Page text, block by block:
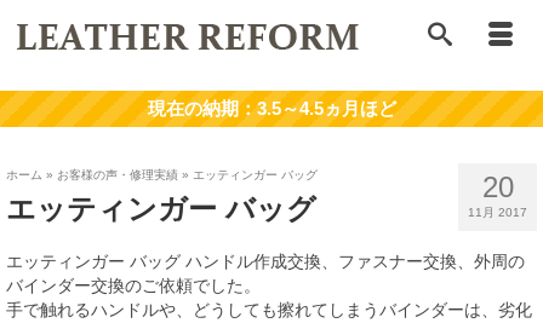
20
11月 2017
ホーム » お客様の声・修理実績 » エッティンガー バッグ
エッティンガー バッグ
エッティンガー バッグ ハンドル作成交換、ファスナー交換、外周の
バインダー交換のご依頼でした。
手で触れるハンドルや、どうしても擦れてしまうバインダーは、劣化